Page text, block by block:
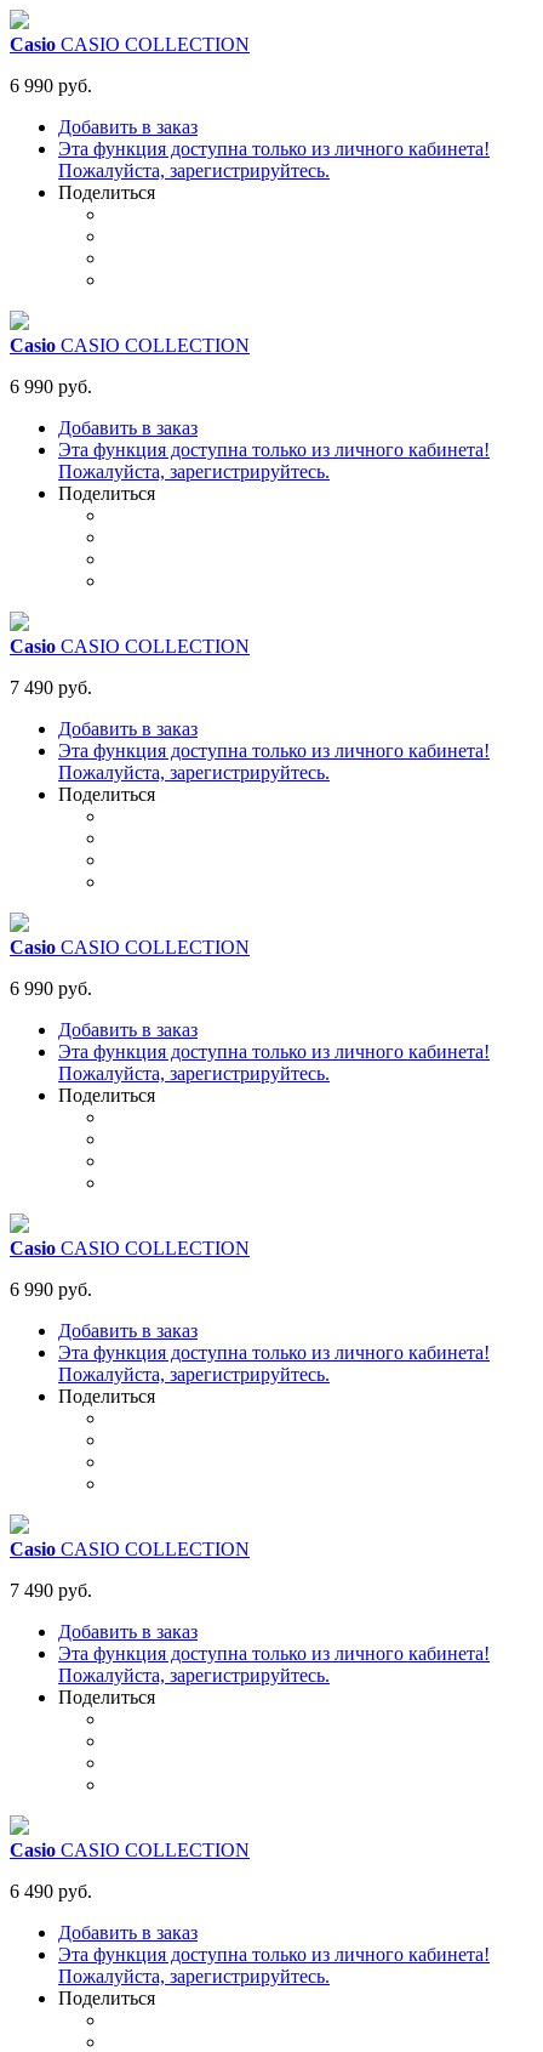
Casio CASIO COLLECTION
6 990 руб.
Добавить в заказ
Эта функция доступна только из личного кабинета!
Пожалуйста, зарегистрируйтесь.
Поделиться
Casio CASIO COLLECTION
6 990 руб.
Добавить в заказ
Эта функция доступна только из личного кабинета!
Пожалуйста, зарегистрируйтесь.
Поделиться
Casio CASIO COLLECTION
7 490 руб.
Добавить в заказ
Эта функция доступна только из личного кабинета!
Пожалуйста, зарегистрируйтесь.
Поделиться
Casio CASIO COLLECTION
6 990 руб.
Добавить в заказ
Эта функция доступна только из личного кабинета!
Пожалуйста, зарегистрируйтесь.
Поделиться
Casio CASIO COLLECTION
6 990 руб.
Добавить в заказ
Эта функция доступна только из личного кабинета!
Пожалуйста, зарегистрируйтесь.
Поделиться
Casio CASIO COLLECTION
7 490 руб.
Добавить в заказ
Эта функция доступна только из личного кабинета!
Пожалуйста, зарегистрируйтесь.
Поделиться
Casio CASIO COLLECTION
6 490 руб.
Добавить в заказ
Эта функция доступна только из личного кабинета!
Пожалуйста, зарегистрируйтесь.
Поделиться